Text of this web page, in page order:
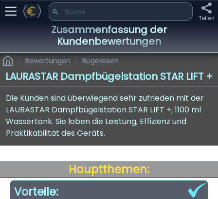
Teilen
Zusammenfassung der
Kundenbewertungen
Bewertungen Bügeleisen
LAURASTAR Dampfbügelstation STAR LIFT +
Die Kunden sind überwiegend sehr zufrieden mit der
LAURASTAR Dampfbügelstation STAR LIFT +, 1100 ml
Wassertank. Sie loben die Leistung, Effizienz und
Praktikabilität des Geräts.
Hauptthemen:
Vorteile: